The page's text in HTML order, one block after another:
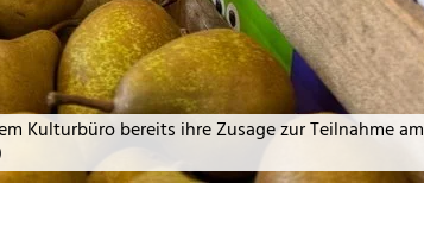
Kulturbüro bereits ihre Zusage zur Teilnahme